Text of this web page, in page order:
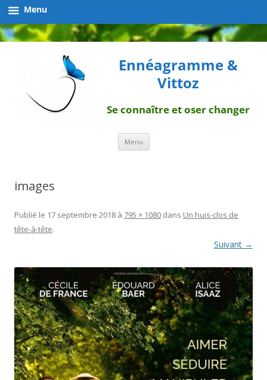
Ennéagramme &
Vittoz
Se connaître et oser changer
Menu Aller
contenu
images
Publié le 17 septembre 2018 à 795 × 1080 dans Un huis-clos de
tête-à-tête.
Suivant →
Menu